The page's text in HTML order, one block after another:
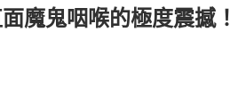
魔鬼咽喉的極度震撼！